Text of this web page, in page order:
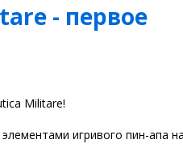
- первое
Militare!
игривого пин-апа